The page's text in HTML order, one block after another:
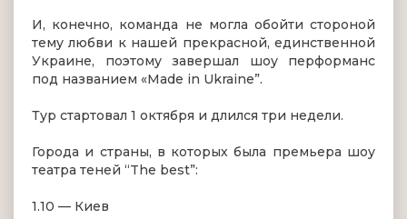
И, конечно, команда не могла обойти стороной
тему любви к нашей прекрасной, единственной
Украине, поэтому завершал шоу перформанс
под названием «Made in Ukraine”.
Тур стартовал 1 октября и длился три недели.
Города и страны, в которых была премьера шоу
театра теней “The best”:
1.10 — Киев